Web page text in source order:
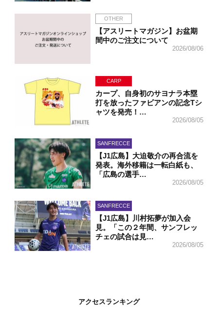
OTHER
【アスリートマガジン】お盆期
間中のご注文について
2026/08/06
CARP
カープ、自身初のサヨナラ本塁
打を放ったファビアンの記念Tシ
ャツを発売！…
2026/08/05
SANFRECCE
【J1広島】大迫敬介の再合流を
発表。海外移籍は一転白紙も、
「広島の選手…
2026/08/05
SANFRECCE
【J1広島】川村拓夢が加入会
見。「この２年間、サンフレッ
チェの試合は見…
2026/08/05
アクセスランキング